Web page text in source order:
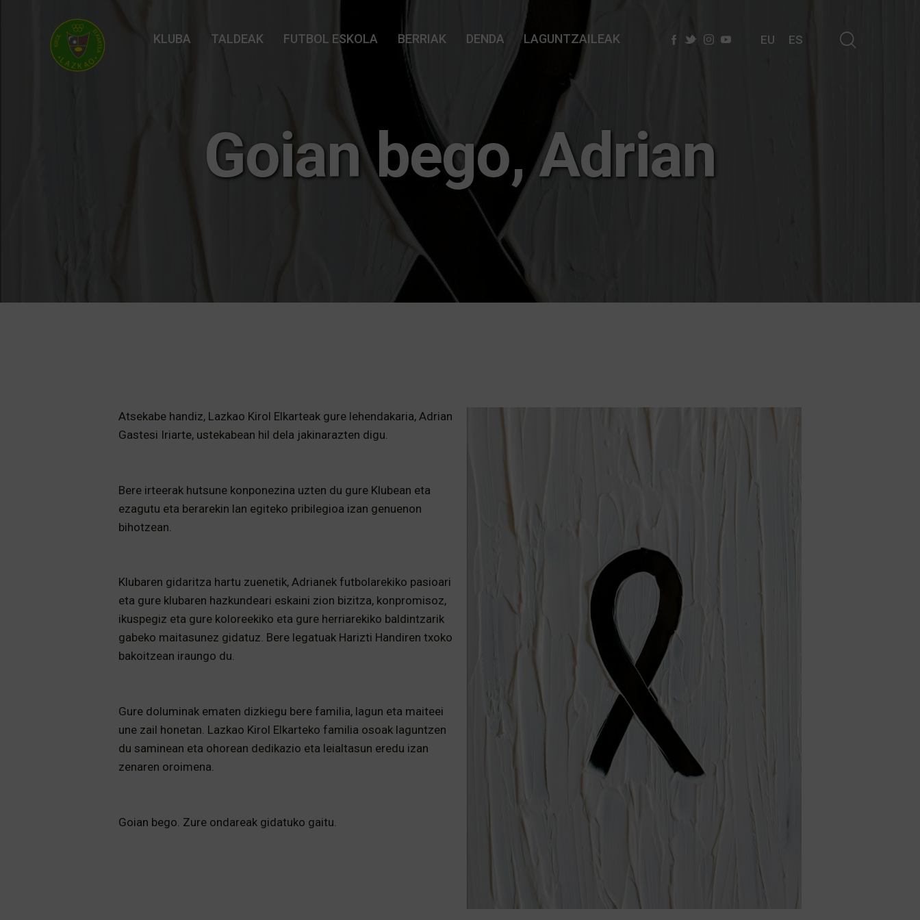
KLUBA TALDEAK FUTBOL ESKOLA BERRIAK DENDA LAGUNTZAILEAK EU ES
Goian bego, Adrian
Atsekabe handiz, Lazkao Kirol Elkarteak gure lehendakaria, Adrian
Gastesi Iriarte, ustekabean hil dela jakinarazten digu.
Bere irteerak hutsune konponezina uzten du gure Klubean eta
ezagutu eta berarekin lan egiteko pribilegioa izan genuenon
bihotzean.
Klubaren gidaritza hartu zuenetik, Adrianek futbolarekiko pasioari
eta gure klubaren hazkundeari eskaini zion bizitza, konpromisoz,
ikuspegiz eta gure koloreekiko eta gure herriarekiko baldintzarik
gabeko maitasunez gidatuz. Bere legatuak Harizti Handiren txoko
bakoitzean iraungo du.
Gure doluminak ematen dizkiegu bere familia, lagun eta maiteei
une zail honetan. Lazkao Kirol Elkarteko familia osoak laguntzen
du saminean eta ohorean dedikazio eta leialtasun eredu izan
zenaren oroimena.
Goian bego. Zure ondareak gidatuko gaitu.